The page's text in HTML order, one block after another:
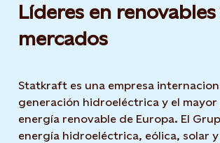
Líderes en renovables
mercados
Statkraft es una empresa
generación hidroeléctrica y el
energía renovable de Europa. El
energía hidroeléctrica, eólica, solar